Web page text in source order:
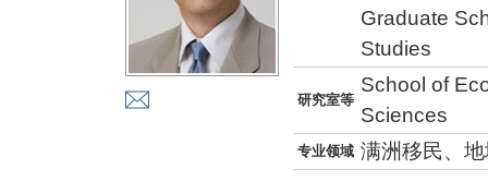
Graduate
Studies
研究室等
School of
Sciences
专业领域 满洲移民、